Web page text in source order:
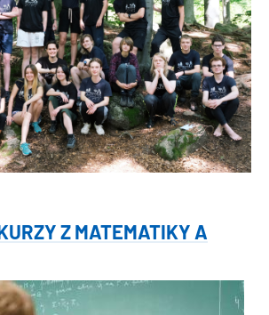
Z MATEMATIKY A